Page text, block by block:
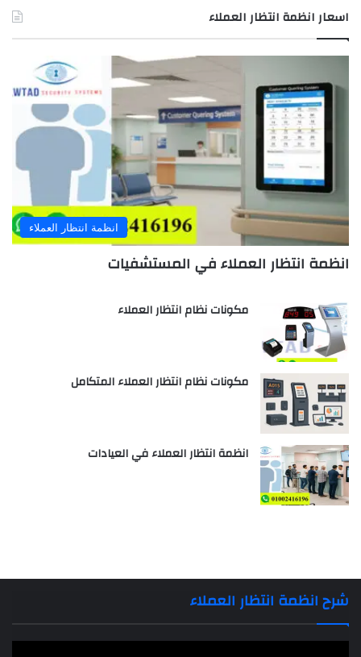
اسعار انظمة انتظار العملاء
انظمة انتظار العملاء
انظمة انتظار العملاء في المستشفيات
مكونات نظام انتظار العملاء
مكونات نظام انتظار العملاء المتكامل
انظمة انتظار العملاء في العيادات
شرح انظمة انتظار العملاء